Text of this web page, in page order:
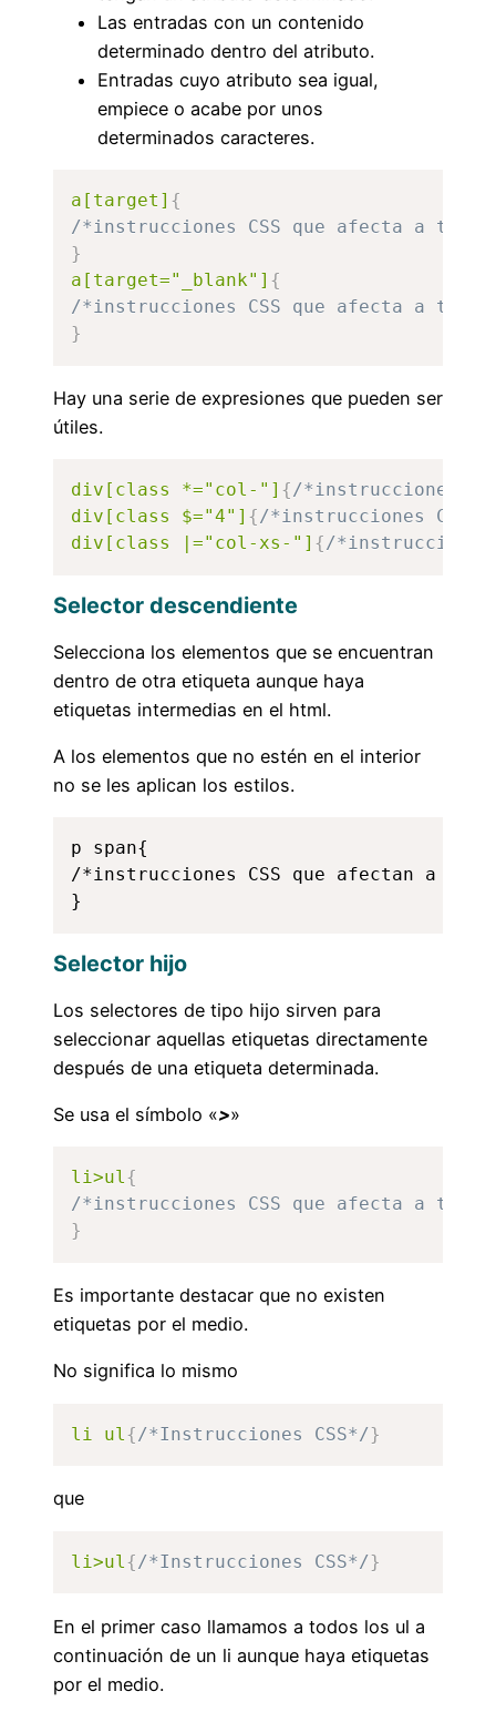
Las entradas con un contenido
determinado dentro del atributo.
Entradas cuyo atributo sea igual,
empiece o acabe por unos
determinados caracteres.
a[target] {
/*instrucciones CSS que afecta a
}
a[target="_blank"] {
/*instrucciones CSS que afecta a
}
Hay una serie de expresiones que pueden ser
útiles.
div[class *="col-"] {/*instrucciones
div[class $="4"] {/*instrucciones CSS
div[class |="col-xs-"] {/*instrucciones
Selector descendiente
Selecciona los elementos que se encuentran
dentro de otra etiqueta aunque haya
etiquetas intermedias en el html.
A los elementos que no estén en el interior
no se les aplican los estilos.
p span{
/*instrucciones CSS que afectan a
}
Selector hijo
Los selectores de tipo hijo sirven para
seleccionar aquellas etiquetas directamente
después de una etiqueta determinada.
Se usa el símbolo «>»
li>ul{
/*instrucciones CSS que afecta a
}
Es importante destacar que no existen
etiquetas por el medio.
No significa lo mismo
li ul{/*Instrucciones CSS*/}
que
li>ul{/*Instrucciones CSS*/}
En el primer caso llamamos a todos los ul a
continuación de un li aunque haya etiquetas
por el medio.